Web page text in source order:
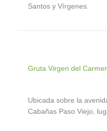
Santos y Vírgenes.
Gruta Virgen del
Ubicada sobre la
Cabañas Paso Viejo,